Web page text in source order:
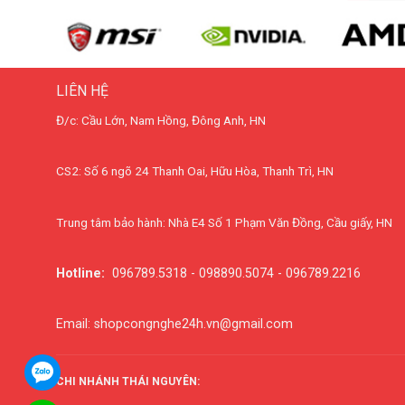
LIÊN HỆ
Đ/c: Cầu Lớn, Nam Hồng, Đông Anh, HN
CS2: Số 6 ngõ 24 Thanh Oai, Hữu Hòa, Thanh Trì, HN
Trung tâm bảo hành: Nhà E4 Số 1 Phạm Văn Đồng, Cầu giấy, HN
Hotline: 096789.5318 - 098890.5074 - 096789.2216
Email: shopcongnghe24h.vn@gmail.com
CHI NHÁNH THÁI NGUYÊN: